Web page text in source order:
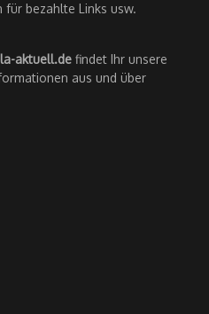
bezahlte Links usw.
aktuell.de findet Ihr unsere
aus und über